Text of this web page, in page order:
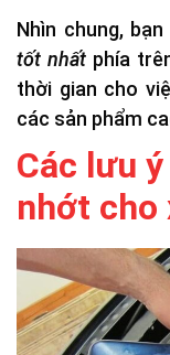
Nhìn chung,
tốt nhất phía
thời gian cho
các sản phẩm
Các lưu
nhớt cho